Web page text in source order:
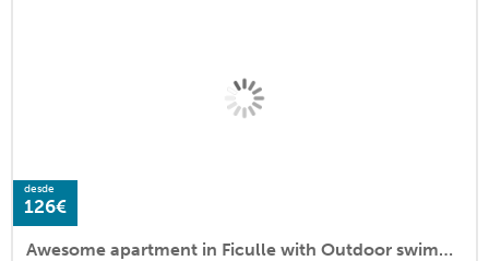
desde
126€
Awesome apartment in Ficulle with Outdoor swimming pool and 2 Bedrooms